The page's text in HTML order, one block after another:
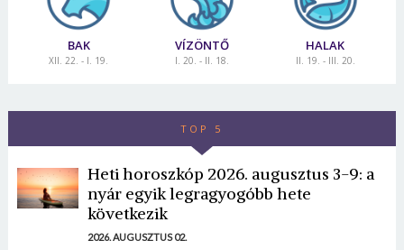
BAK
XII. 22. - I. 19.
VÍZÖNTŐ
I. 20. - II. 18.
HALAK
II. 19. - III. 20.
TOP 5
Heti horoszkóp 2026. augusztus 3-9: a
nyár egyik legragyogóbb hete
következik
2026. AUGUSZTUS 02.